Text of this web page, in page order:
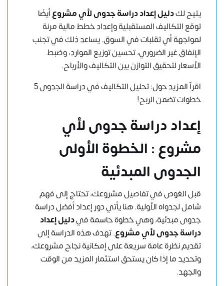
يتيح لكدليل إعداد دراسة جدوى لأي مشروعأيضًا
توقع التكاليف المستقبلية وإعداد خطط مالية مرنة
لمواجهة أي تقلبات في السوق. يساعد ذلك في تجنب
الإنفاق غير الضروري، تحسين توزيع الموارد، وضبط
الأسعار لتحقيق التوازن بين التكاليف والأرباح.
اقرآ المزيد حول:
تحليل التكاليف في دراسة الجدوى 5
خطوات تضمن الربح!
إعداد دراسة جدوى لأي
مشروع : الخطوة الأولى
الجدوى المبدئية
قبل الغوص في تفاصيل مشروعك، تحتاج إلى فهم
شامل لجدواه الأولية. هنا يأتي دور إعدادأفضل دراسة
جدوىمبدئية، وهي خطوة حاسمة فيدليل إعداد
دراسة جدوى لأي مشروع. تهدف هذه الدراسة إلى
تقديم نظرة عامة سريعة على إمكانية نجاح مشروعك،
وتحديد ما إذا كان يستحق استثمار المزيد من الوقت
والجهد.